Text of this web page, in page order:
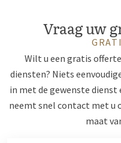
Vraag uw
Wilt u een gratis
diensten? Niets
in met de gewenste dienst
neemt snel contact met u
maat